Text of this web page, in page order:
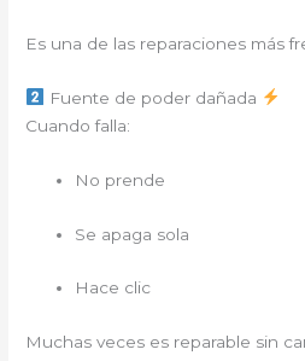
Es una de las reparaciones más
Fuente de poder dañada
Cuando falla:
No prende
Se apaga sola
Hace clic
Muchas veces es reparable sin